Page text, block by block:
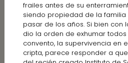
frailes antes de su
siendo propiedad de la familia
pasar de los años. Si bien con
dio la orden de exhumar
convento, la supervivencia en
cripta, parece responder a